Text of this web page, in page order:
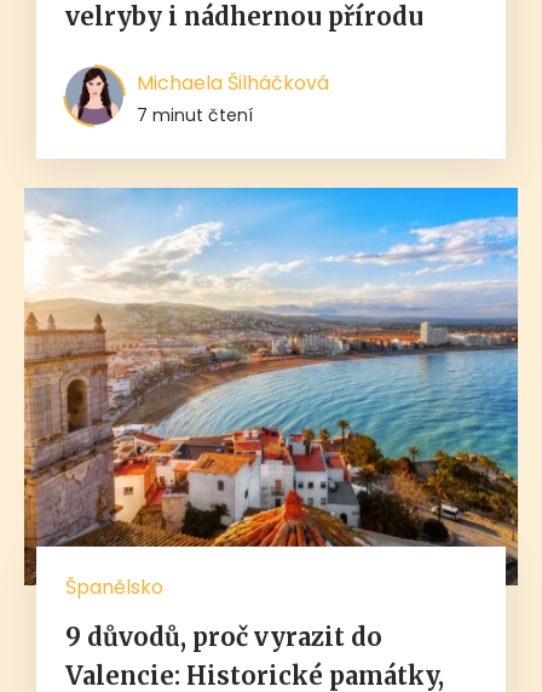
velryby i nádhernou přírodu
Michaela Šilháčková
7 minut čtení
Španělsko
9 důvodů, proč vyrazit do
Valencie: Historické památky,